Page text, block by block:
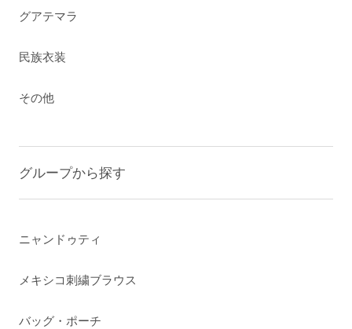
グアテマラ
民族衣装
その他
グループから探す
ニャンドゥティ
メキシコ刺繍ブラウス
バッグ・ポーチ